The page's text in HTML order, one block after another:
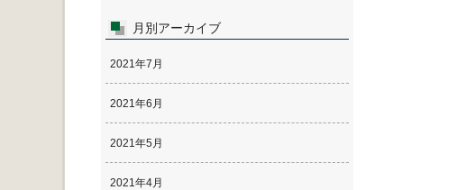
月別アーカイブ
2021年7月
2021年6月
2021年5月
2021年4月